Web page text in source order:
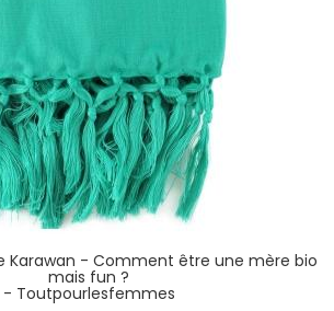
Karawan - Comment être une mère bio
mais fun ?
- Toutpourlesfemmes